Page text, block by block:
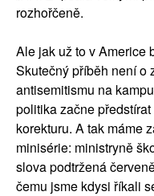
rozhořčeně.
Ale jak už to v Americe
Skutečný příběh není o
antisemitismu na
politika začne
korekturu. A tak máme
minisérie: ministryně
slova podtržená
čemu jsme kdysi říkali